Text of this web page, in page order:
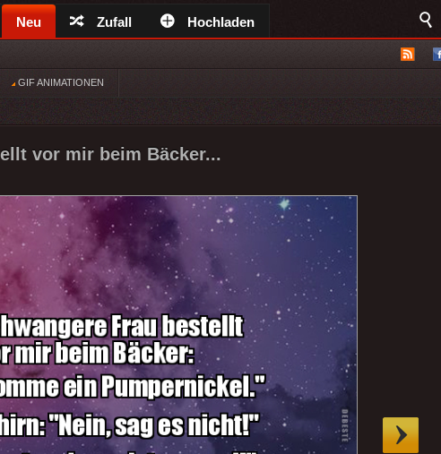
Neu Zufall Hochladen
GIF ANIMATIONEN
vor mir beim Bäcker...